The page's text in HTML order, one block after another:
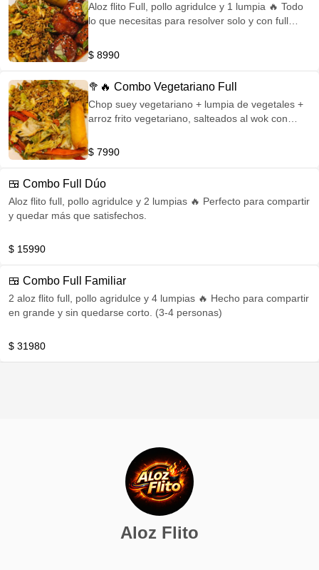
Aloz flito Full, pollo agridulce y 1 lumpia 🔥 Todo
lo que necesitas para resolver solo y con full
$ 8990
🥦🔥 Combo Vegetariano Full
Chop suey vegetariano + lumpia de vegetales +
arroz frito vegetariano, salteados al wok con
sabroso y contundente.
$ 7990
🍱 Combo Full Dúo
Aloz flito full, pollo agridulce y 2 lumpias 🔥 Perfecto para compartir
y quedar más que satisfechos.
$ 15990
🍱 Combo Full Familiar
2 aloz flito full, pollo agridulce y 4 lumpias 🔥 Hecho para compartir
en grande y sin quedarse corto. (3-4 personas)
$ 31980
Aloz Flito